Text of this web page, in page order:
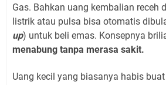
Gas. Bahkan uang kembalian receh
listrik atau pulsa bisa otomatis
up) untuk beli emas. Konsepnya
menabung tanpa merasa sakit.
Uang kecil yang biasanya habis